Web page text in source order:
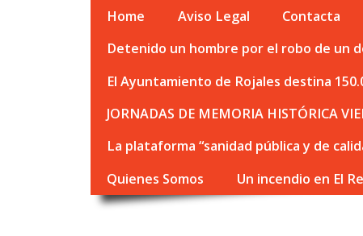
Home Aviso Legal Contacta
Detenido un hombre por el robo de un
El Ayuntamiento de Rojales destina
JORNADAS DE MEMORIA HISTÓRICA
La plataforma “sanidad pública y de
Quienes Somos
Un incendio en El